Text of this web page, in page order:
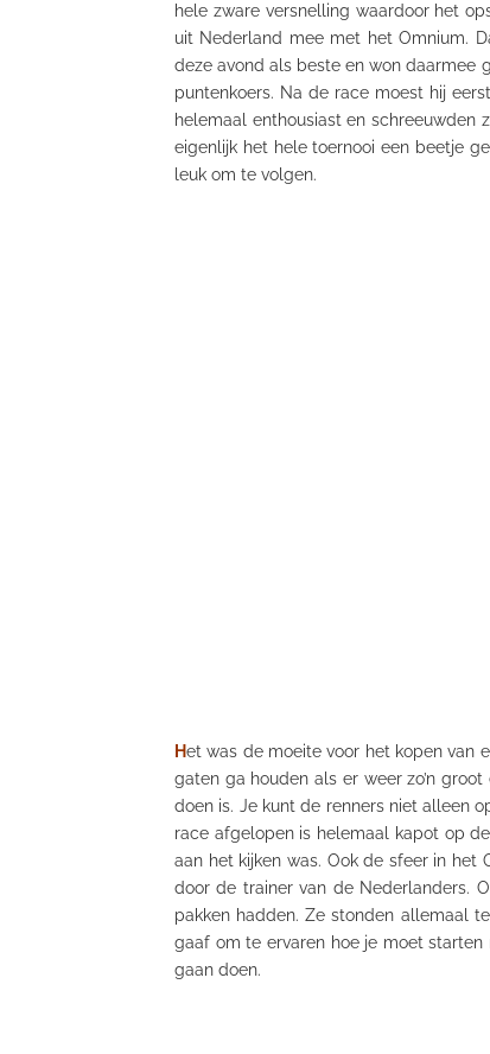
hele zware versnelling waardoor het
uit Nederland mee met het Omnium.
deze avond als beste en won daarmee
puntenkoers. Na de race moest hij
helemaal enthousiast en
eigenlijk het hele toernooi een beetje
leuk om te volgen.
Het was de moeite voor het kopen van
gaten ga houden als er weer zo’n
doen is. Je kunt de renners niet alleen
race afgelopen is helemaal kapot op
aan het kijken was. Ook de sfeer in het
door de trainer van de Nederlanders.
pakken hadden. Ze stonden allemaal
gaaf om te ervaren hoe je moet
gaan doen.